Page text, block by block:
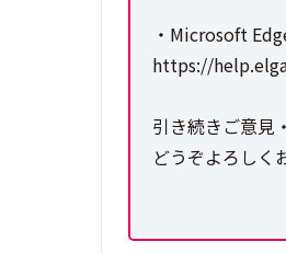
・Microsoft
https://
引き続きご意見
どうぞよろしく